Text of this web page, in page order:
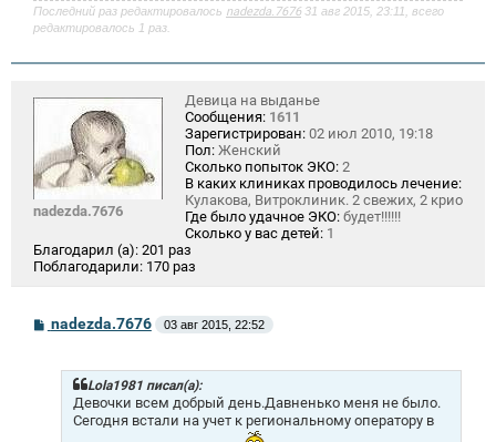
и
е
Последний раз редактировалось nadezda.7676 31 авг 2015, 23:11, всего
редактировалось 1 раз.
nadezda.7676
Девица на выданье
Сообщения: 1611
Зарегистрирован: 02 июл 2010, 19:18
Пол: Женский
Сколько попыток ЭКО: 2
В каких клиниках проводилось лечение:
Кулакова, Витроклиник. 2 свежих, 2 крио
Где было удачное ЭКО: будет!!!!!!
Сколько у вас детей: 1
Благодарил (а): 201 раз
Поблагодарили: 170 раз
Сnadezda.7676 03 авг 2015, 22:52
Lola1981 писал(а):
Девочки всем добрый день.Давненько меня не было.
Сегодня встали на учет к региональному оператору в